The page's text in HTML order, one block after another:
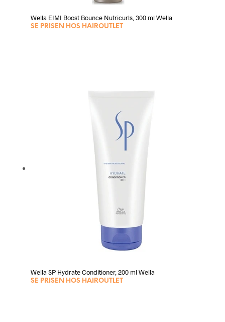
Wella EIMI Boost Bounce Nutricurls, 300 ml Wella
SE PRISEN HOS HAIROUTLET
Wella SP Hydrate Conditioner, 200 ml Wella
SE PRISEN HOS HAIROUTLET